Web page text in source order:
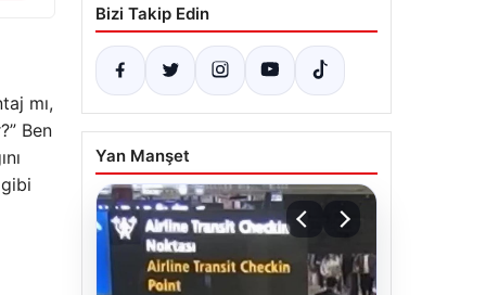
mı,
Ben
Bizi Takip Edin
Yan Manşet